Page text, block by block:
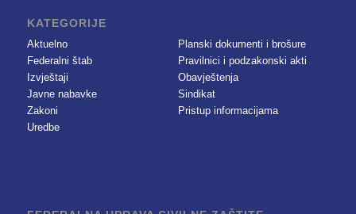
KATEGORIJE
Aktuelno
Federalni štab
Izvještaji
Javne nabavke
Zakoni
Uredbe
Planski dokumenti i brošure
Pravilnici i podzakonski akti
Obavještenja
Sindikat
Pristup informacijama